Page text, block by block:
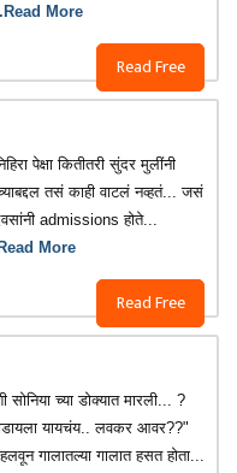
Read Free
More
Read Free
पेक्षा कितीतरी सुंदर मुलींनी
तसं काही वाटलं नव्हतं... जसं
admissions होते...
More
च्या डोक्यात मारली... ?
यायचंय.. लवकर आवर??"
गालातल्या गालात हसत होता...